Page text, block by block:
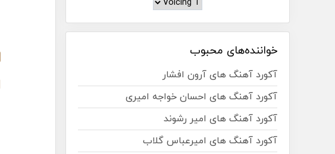
خواننده‌های محبوب
آکورد آهنگ های آرون افشار
آکورد آهنگ های احسان خواجه امیری
آکورد آهنگ های امیر رشوند
آکورد آهنگ های امیرعباس گلاب